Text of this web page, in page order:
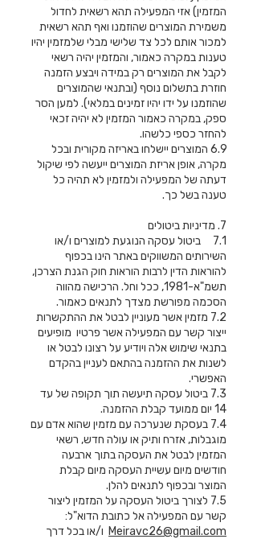
המזמין) אזי המפעילה תהא רשאית לחדול
משמירת המוצרים שהוזמנו ואף תהא רשאית
למכור אותם לכל צד שלישי מבלי שלמזמין יהיו
טענות במקרה כאמור, והמזמין יהיה רשאי
לקבל את המוצרים רק במידה ויבצע הזמנה
חוזרת בתשלום נוסף (ובתנאי שהמוצרים
שהוזמנו על ידו יהיו זמינים במלאי). למען הסר
ספק, במקרה כאמור המזמין לא יהיה זכאי
להחזר כספי כלשהו.
6.9 המוצרים יישלחו באריזה מקורית ובכל
מקרה, אופן אריזת המוצרים ייעשה לפי שיקול
דעתה של המפעילה ולמזמין לא תהיה כל
טענה בשל כך.
7. מדיניות ביטולים
7.1 ביטול עסקה הנוגעת למוצרים ו/או
השירותים המשווקים באתר הינו בכפוף
להוראות הדין לרבות הוראות חוק הגנת הצרכן,
תשמ"א-1981, ככל וחל. הרכישה מהווה
הסכמה מפורשת מצדך לתנאים כאמור.
7.2 מזמין אשר מעוניין לבטל את ההתקשרות
ייצור קשר עם המפעילה אשר פרטיו מופיעים
בתנאי שימוש אלה ויודיע על רצונו לבטל או
לשנות את ההזמנה בהתאם לעניין בהקדם
האפשרי.
7.3 ביטול עסקה תיעשה תוך תקופה של עד
14 יום ממועד קבלת ההזמנה.
7.4 בעסקת שנערכה עם מזמין שהוא אדם עם
מוגבלות, אזרח ותיק או עולה חדש, רשאי
המזמין לבטל את העסקה בתוך ארבעה
חודשים מיום עשיית העסקה מיום קבלת
המוצר ובכפוף לתנאים להלן.
7.5 לצורך ביטול העסקה על המזמין ליצור
קשר עם המפעילה אל כתובת הדוא"ל:
Meiravc26@gmail.com ו/או בכל דרך